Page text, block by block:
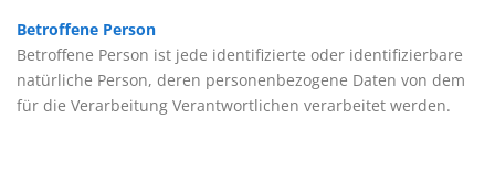
Betroffene Person
Betroffene Person ist jede identifizierte oder identifizierbare
natürliche Person, deren personenbezogene Daten von dem
für die Verarbeitung Verantwortlichen verarbeitet werden.